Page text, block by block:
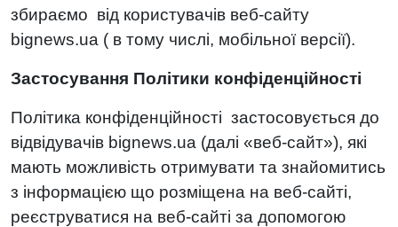
збираємо від користувачів веб-сайту
bignews.ua ( в тому числі, мобільної версії).
Застосування Політики конфіденційності
Політика конфіденційності застосовується до
відвідувачів bignews.ua (далі «веб-сайт»), які
мають можливість отримувати та знайомитись
з інформацією що розміщена на веб-сайті,
реєструватися на веб-сайті за допомогою